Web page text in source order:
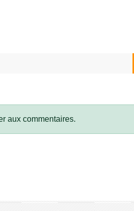
aux commentaires.